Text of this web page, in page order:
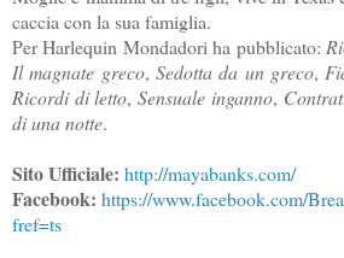
caccia con la sua famiglia.
Per Harlequin Mondadori ha pubblicato:
Il magnate greco,Sedotta da un greco,
Ricordi di letto,Sensuale inganno,
di una notte.
Sito Ufficiale: http://mayabanks.com/
Facebook: https://www.facebook.com/
fref=ts